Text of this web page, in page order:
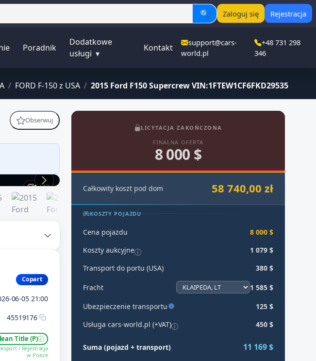
🔍 Zaloguj się Rejestracja
Poradnik
Dodatkowe
usługi ▾
Kontakt
support@cars-
world.pl
+48 731 298
346
/ FORD F-150 z USA / 2015 Ford F150 Supercrew VIN:1FTEW1CF6FKD29535
Obserwuj
1 / 12
Copart
06-05 21:00
45519176
Title (P)
/ Rejestracja
w Polsce
LICYTACJA ZAKOŃCZONA
FINALNA OFERTA
8 000 $
Całkowity koszt pod dom 58 740,00 zł
KOSZTY POJAZDU
Cena pojazdu
8 000 $
Koszty aukcyjne
1 079 $
Transport do portu (USA)
380 $
Fracht 1 585 $
Ubezpieczenie transportu
125 $
Usługa cars-world.pl (+VAT)
450 $
Suma (pojazd + transport) 11 169 $